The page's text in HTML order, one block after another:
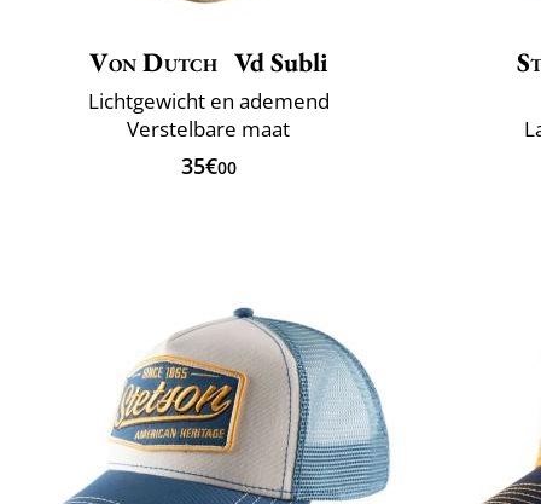
Von Dutch Vd Subli
Lichtgewicht en ademend
Verstelbare maat
35€00